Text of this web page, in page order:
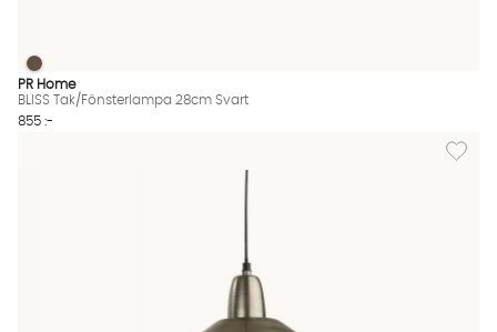
BLISS Tak/Fönsterlampa 28cm Svart Finns även i dessa färger:
BLISS Tak/Fönsterlampa 28cm Svart
PR Home
BLISS Tak/Fönsterlampa 28cm Svart
855 :-
Lägg